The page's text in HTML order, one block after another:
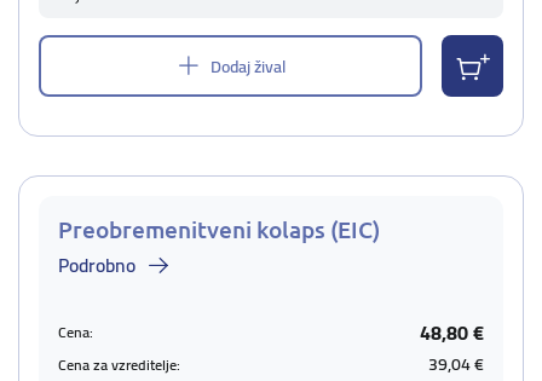
Dodaj žival
Preobremenitveni kolaps (EIC)
Podrobno
Cena: 48,80 €
Cena za vzreditelje: 39,04 €